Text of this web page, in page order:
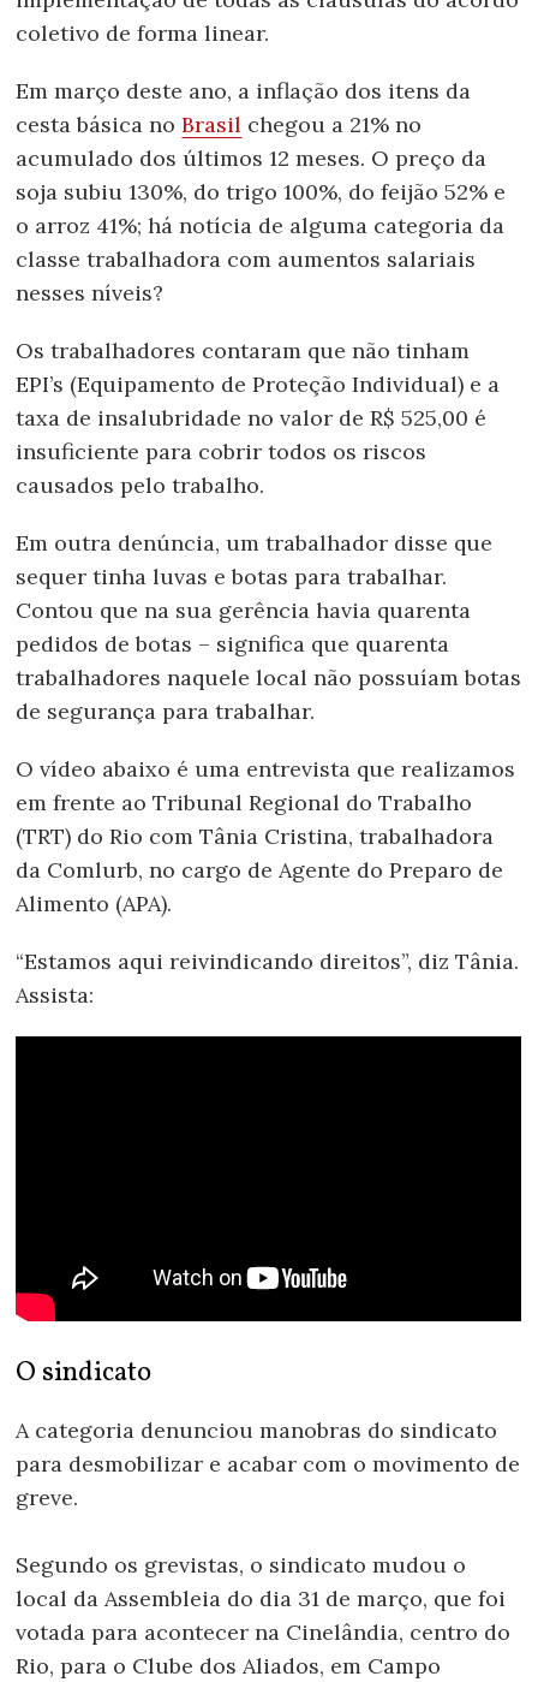
coletivo de forma linear.
Em março deste ano, a inflação dos itens da
cesta básica noBrasil chegou a 21% no
acumulado dos últimos 12 meses. O preço da
soja subiu 130%, do trigo 100%, do feijão 52% e
o arroz 41%; há notícia de alguma categoria da
classe trabalhadora com aumentos salariais
nesses níveis?
Os trabalhadores contaram que não tinham
EPI’s (Equipamento de Proteção Individual) e a
taxa de insalubridade no valor de R$ 525,00 é
insuficiente para cobrir todos os riscos
causados pelo trabalho.
Em outra denúncia, um trabalhador disse que
sequer tinha luvas e botas para trabalhar.
Contou que na sua gerência havia quarenta
pedidos de botas – significa que quarenta
trabalhadores naquele local não possuíam botas
de segurança para trabalhar.
O vídeo abaixo é uma entrevista que realizamos
em frente ao Tribunal Regional do Trabalho
(TRT) do Rio com Tânia Cristina, trabalhadora
da Comlurb, no cargo de Agente do Preparo de
Alimento (APA).
“Estamos aqui reivindicando direitos”, diz Tânia.
Assista:
O sindicato
A categoria denunciou manobras do sindicato
para desmobilizar e acabar com o movimento de
greve.
Segundo os grevistas, o sindicato mudou o
local da Assembleia do dia 31 de março, que foi
votada para acontecer na Cinelândia, centro do
Rio, para o Clube dos Aliados, em Campo